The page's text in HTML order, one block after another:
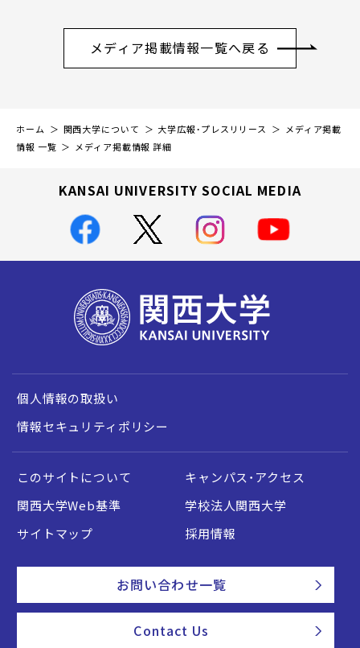
メディア掲載情報一覧へ戻る
ホーム 関西大学について 大学広報・プレスリリース
メディア掲載
情報 一覧
メディア掲載情報 詳細
KANSAI UNIVERSITY SOCIAL MEDIA
個人情報の取扱い
情報セキュリティポリシー
このサイトについて
キャンパス・アクセス
関西大学Web基準
学校法人関西大学
サイトマップ
採用情報
お問い合わせ一覧
Contact Us